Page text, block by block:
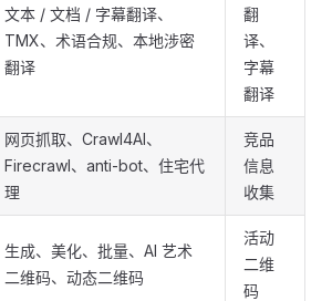
文本 / 文档 / 字幕翻译、
TMX、术语合规、本地涉密
翻译
翻
译、
字幕
翻译
网页抓取、Crawl4AI、
Firecrawl、anti-bot、住宅代
理
竞品
信息
收集
生成、美化、批量、AI 艺术
二维码、动态二维码
活动
二维
码